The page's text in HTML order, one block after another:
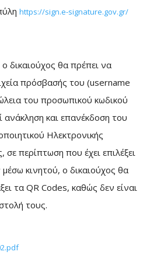
https://sign.e-signature.gov.gr/
δικαιούχος θα πρέπει να
πρόσβασής του (username
του προσωπικού κωδικού
ανάκληση και επανέκδοση του
Ηλεκτρονικής
περίπτωση που έχει επιλέξει
κινητού, ο δικαιούχος θα
τα QR Codes, καθώς δεν είναι
τους.